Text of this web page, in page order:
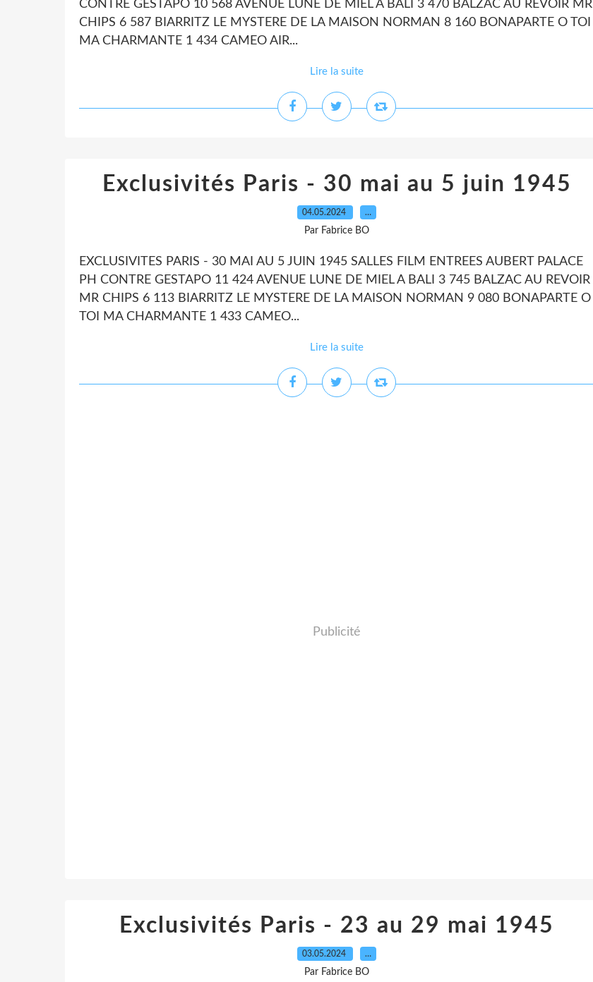
CONTRE GESTAPO 10 568 AVENUE LUNE DE MIEL A BALI 3 470 BALZAC AU REVOIR MR
CHIPS 6 587 BIARRITZ LE MYSTERE DE LA MAISON NORMAN 8 160 BONAPARTE O TOI
MA CHARMANTE 1 434 CAMEO AIR...
Lire la suite
Exclusivités Paris - 30 mai au 5 juin 1945
04.05.2024 …
Par Fabrice BO
EXCLUSIVITES PARIS - 30 MAI AU 5 JUIN 1945 SALLES FILM ENTREES AUBERT PALACE
PH CONTRE GESTAPO 11 424 AVENUE LUNE DE MIEL A BALI 3 745 BALZAC AU REVOIR
MR CHIPS 6 113 BIARRITZ LE MYSTERE DE LA MAISON NORMAN 9 080 BONAPARTE O
TOI MA CHARMANTE 1 433 CAMEO...
Lire la suite
Publicité
Exclusivités Paris - 23 au 29 mai 1945
03.05.2024 …
Par Fabrice BO